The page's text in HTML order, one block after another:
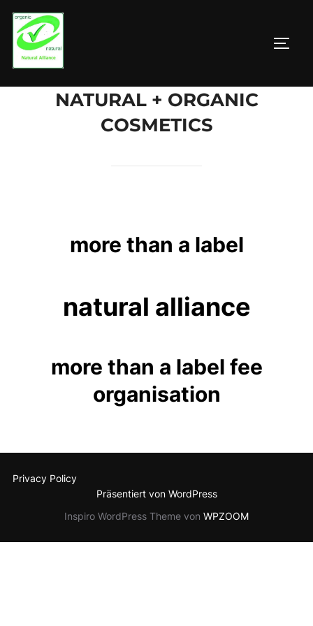
Zum
Inhalt
springen
NATURAL + ORGANIC
COSMETICS
more than a label
natural alliance
more than a label fee
organisation
Privacy Policy
Präsentiert von WordPress
Inspiro WordPress Theme von WPZOOM